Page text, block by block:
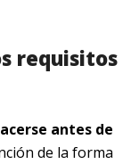
requisitos
antes de
de la forma